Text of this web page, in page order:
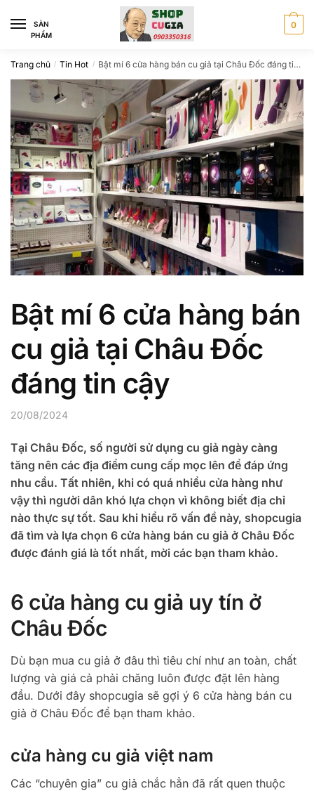
navigation
content
SÀN
PHẨM
0
Trang chủ / Tin Hot / Bật mí 6 cửa hàng bán cu giả tại Châu Đốc đáng tin cậy
Bật mí 6 cửa hàng bán
cu giả tại Châu Đốc
đáng tin cậy
20/08/2024
Tại Châu Đốc, số người sử dụng cu giả ngày càng
tăng nên các địa điểm cung cấp mọc lên để đáp ứng
nhu cầu. Tất nhiên, khi có quá nhiều cửa hàng như
vậy thì người dân khó lựa chọn vì không biết địa chỉ
nào thực sự tốt. Sau khi hiểu rõ vấn đề này, shopcugia
đã tìm và lựa chọn 6 cửa hàng bán cu giả ở Châu Đốc
được đánh giá là tốt nhất, mời các bạn tham khảo.
6 cửa hàng cu giả uy tín ở
Châu Đốc
Dù bạn mua cu giả ở đâu thì tiêu chí như an toàn, chất
lượng và giá cả phải chăng luôn được đặt lên hàng
đầu. Dưới đây shopcugia sẽ gợi ý 6 cửa hàng bán cu
giả ở Châu Đốc để bạn tham khảo.
cửa hàng cu giả việt nam
Các “chuyên gia” cu giả chắc hẳn đã rất quen thuộc